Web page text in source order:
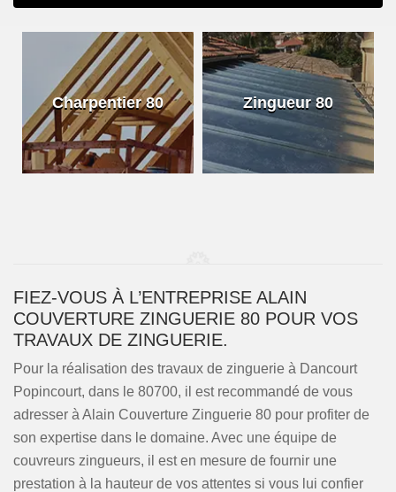
Charpentier 80 Zingueur 80
FIEZ-VOUS À L’ENTREPRISE ALAIN
COUVERTURE ZINGUERIE 80 POUR VOS
TRAVAUX DE ZINGUERIE.
Pour la réalisation des travaux de zinguerie à Dancourt
Popincourt, dans le 80700, il est recommandé de vous
adresser à Alain Couverture Zinguerie 80 pour profiter de
son expertise dans le domaine. Avec une équipe de
couvreurs zingueurs, il est en mesure de fournir une
prestation à la hauteur de vos attentes si vous lui confier